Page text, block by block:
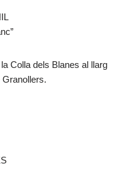
Colla dels Blanes al llarg